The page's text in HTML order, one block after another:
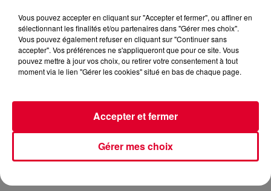
Tobiahs
Il fait parti des artistes émergents à suivre de très près,
Tobiahsvient de dévoiler son nouveau singleAngel Of
Vous pouvez accepter en cliquant sur "Accepter et fermer", ou affiner en
sélectionnant les finalités et/ou partenaires dans "Gérer mes choix".
Vous pouvez également refuser en cliquant sur "Continuer sans
accepter". Vos préférences ne s'appliqueront que pour ce site. Vous
pouvez mettre à jour vos choix, ou retirer votre consentement à tout
moment via le lien "Gérer les cookies" situé en bas de chaque page.
Gérer mes choix
Accepter et fermer